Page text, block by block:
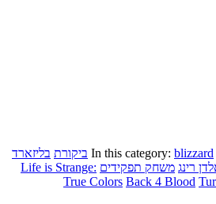
In this category: blizzard ביקורת בליזארד
רינג משחק תפקידים Life is Strange:
True Colors Back 4 Blood